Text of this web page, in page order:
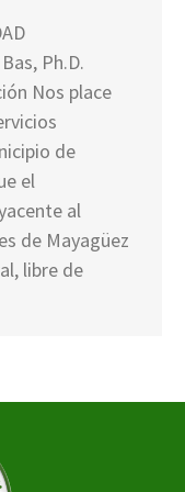
Ph.D.
Nos place
de
el
al
de Mayagüez
libre de